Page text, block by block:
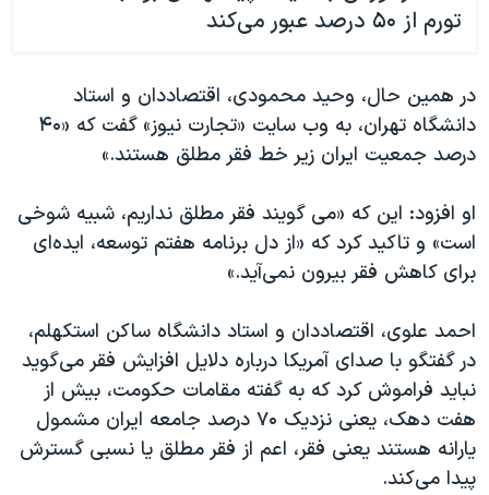
تورم از ۵۰ درصد عبور می‌کند
در همین حال، وحید محمودی، اقتصاددان و استاد
دانشگاه تهران، به وب سایت «تجارت نیوز» گفت که «۴۰
درصد جمعیت ایران زیر خط فقر مطلق هستند.»
او افزود: این که «می گویند فقر مطلق نداریم، شبیه شوخی
است» و تاکید کرد که «از دل برنامه هفتم توسعه، ایده‌ای
برای کاهش فقر بیرون نمی‌آید.»
احمد علوی، اقتصاددان و استاد دانشگاه ساکن استکهلم،
در گفتگو با صدای آمریکا درباره دلایل افزایش فقر می‌گوید
نباید فراموش کرد که به گفته مقامات حکومت، بیش از
هفت دهک، یعنی نزدیک ۷۰ درصد جامعه ایران مشمول
یارانه هستند یعنی فقر، اعم از فقر مطلق یا نسبی گسترش
پیدا می‌کند.